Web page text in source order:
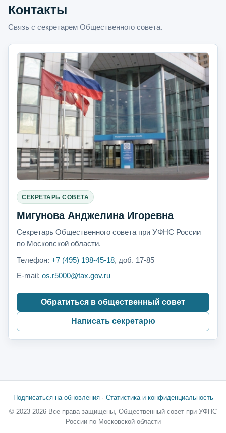
Контакты
Связь с секретарем Общественного совета.
СЕКРЕТАРЬ СОВЕТА
Мигунова Анджелина Игоревна
Секретарь Общественного совета при УФНС России
по Московской области.
Телефон: +7 (495) 198-45-18, доб. 17-85
E-mail: os.r5000@tax.gov.ru
Обратиться в общественный совет
Написать секретарю
Подписаться на обновления· Статистика и конфиденциальность
© 2023-2026 Все права защищены, Общественный совет при УФНС
России по Московской области